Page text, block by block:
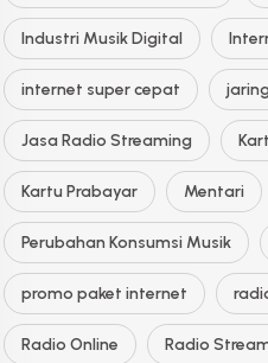
Industri Musik Digital
internet super cepat
Jasa Radio Streaming
Kartu Prabayar Mentari
Perubahan Konsumsi Musik
promo paket internet
Radio Online Radio